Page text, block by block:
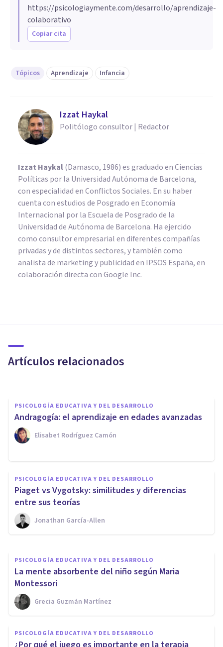
https://psicologiaymente.com/desarrollo/aprendizaje-
colaborativo
Copiar cita
Tópicos Aprendizaje Infancia
Izzat Haykal
Politólogo consultor | Redactor
Izzat Haykal(Damasco, 1986) es graduado en Ciencias
Políticas por la Universidad Autónoma de Barcelona,
con especialidad en Conflictos Sociales. En su haber
cuenta con estudios de Posgrado en Economía
Internacional por la Escuela de Posgrado de la
Universidad de Autónoma de Barcelona. Ha ejercido
como consultor empresarial en diferentes compañías
privadas y de distintos sectores, y también como
analista de marketing y publicidad en IPSOS España, en
colaboración directa con Google Inc.
Artículos relacionados
definición, conceptos y teorías
PSICOLOGÍA EDUCATIVA Y DEL DESARROLLO
Andragogía: el aprendizaje en edades avanzadas
Elisabet Rodríguez Camón
PSICOLOGÍA EDUCATIVA Y DEL DESARROLLO
​Piaget vs Vygotsky: similitudes y diferencias
entre sus teorías
Jonathan García-Allen
La importancia del diagnóstico
de los trastornos de
aprendizaje
Psicotools
PSICOLOGÍA EDUCATIVA Y DEL DESARROLLO
La mente absorbente del niño según Maria
Montessori
Grecia Guzmán Martínez
PSICOLOGÍA EDUCATIVA Y DEL DESARROLLO